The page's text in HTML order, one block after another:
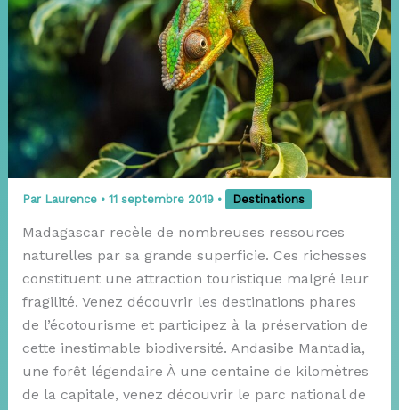
Par Laurence • 11 septembre 2019 • Destinations
Madagascar recèle de nombreuses ressources
naturelles par sa grande superficie. Ces richesses
constituent une attraction touristique malgré leur
fragilité. Venez découvrir les destinations phares
de l’écotourisme et participez à la préservation de
cette inestimable biodiversité. Andasibe Mantadia,
une forêt légendaire À une centaine de kilomètres
de la capitale, venez découvrir le parc national de